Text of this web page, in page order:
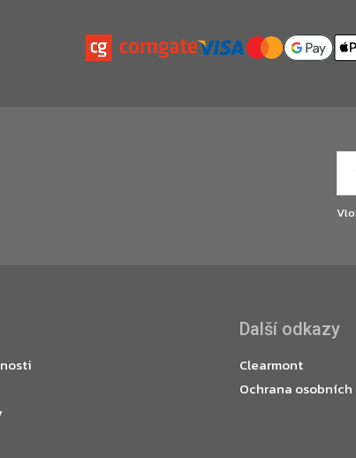
Další odkazy
Clearmont
Ochrana